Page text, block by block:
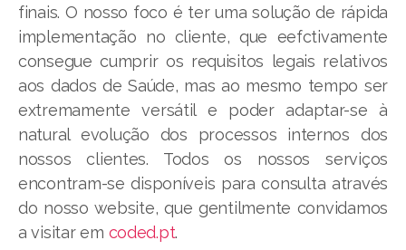
finais. O nosso foco é ter uma solução de rápida
implementação no cliente, que eefctivamente
consegue cumprir os requisitos legais relativos
aos dados de Saúde, mas ao mesmo tempo ser
extremamente versátil e poder adaptar-se à
natural evolução dos processos internos dos
nossos clientes. Todos os nossos serviços
encontram-se disponíveis para consulta através
do nosso website, que gentilmente convidamos
a visitar em coded.pt.